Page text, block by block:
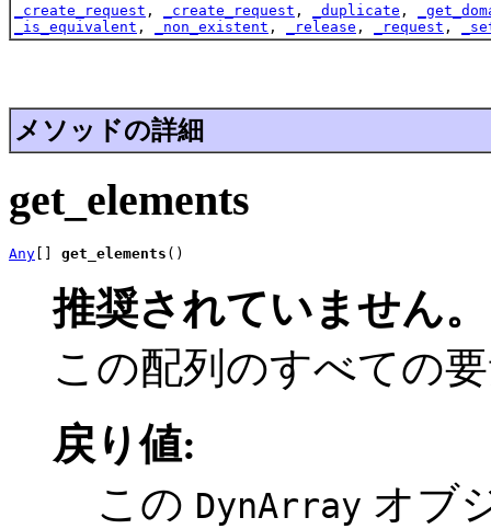
_create_request , _create_request , _duplicate ,
_is_equivalent , _non_existent , _release , _request ,
メソッドの詳細
get_elements
Any get_elements ()
推奨されていません。
この配列のすべての
戻り値:
この DynArray オブ